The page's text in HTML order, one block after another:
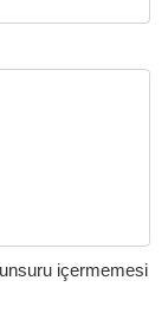
içermemesi